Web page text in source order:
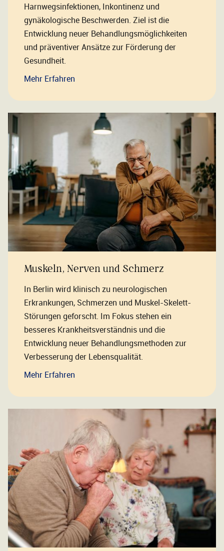
Harnwegsinfektionen, Inkontinenz und
gynäkologische Beschwerden. Ziel ist die
Entwicklung neuer Behandlungsmöglichkeiten
und präventiver Ansätze zur Förderung der
Gesundheit.
Mehr Erfahren
Muskeln, Nerven und Schmerz
In Berlin wird klinisch zu neurologischen
Erkrankungen, Schmerzen und Muskel-Skelett-
Störungen geforscht. Im Fokus stehen ein
besseres Krankheitsverständnis und die
Entwicklung neuer Behandlungsmethoden zur
Verbesserung der Lebensqualität.
Mehr Erfahren